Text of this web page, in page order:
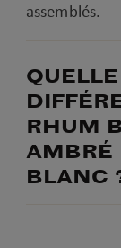
assemblés.
RHUM
AMBRÉ
BLANC